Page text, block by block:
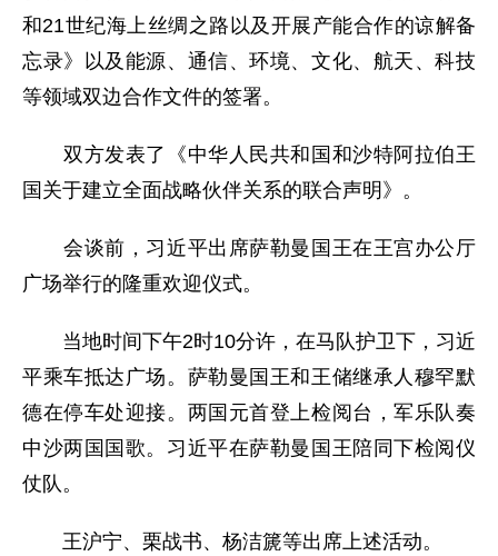
和21世纪海上丝绸之路以及开展产能合作的谅解备
忘录》以及能源、通信、环境、文化、航天、科技
等领域双边合作文件的签署。
双方发表了《中华人民共和国和沙特阿拉伯王
国关于建立全面战略伙伴关系的联合声明》。
会谈前，习近平出席萨勒曼国王在王宫办公厅
广场举行的隆重欢迎仪式。
当地时间下午2时10分许，在马队护卫下，习近
平乘车抵达广场。萨勒曼国王和王储继承人穆罕默
德在停车处迎接。两国元首登上检阅台，军乐队奏
中沙两国国歌。习近平在萨勒曼国王陪同下检阅仪
仗队。
王沪宁、栗战书、杨洁篪等出席上述活动。